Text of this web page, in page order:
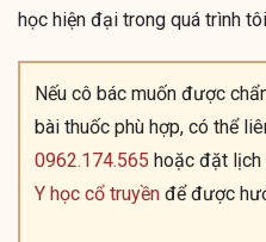
học hiện đại trong quá trình
Nếu cô bác muốn được
bài thuốc phù hợp, có thể
0962.174.565 hoặc đặt
Y học cổ truyền để được